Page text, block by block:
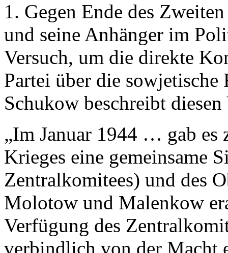
1. Gegen Ende des
und seine Anhänger im
Versuch, um die direkte
Partei über die sowjetische
Schukow beschreibt
„Im Januar 1944 … gab es
Krieges eine gemeinsame
Zentralkomitees) und des
Molotow und Malenkow
Verfügung des
verbindlich von der Macht